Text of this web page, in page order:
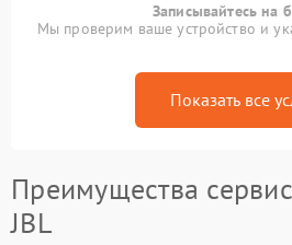
Записывайтесь на
Мы проверим ваше устройство и
Показать все
Преимущества
JBL